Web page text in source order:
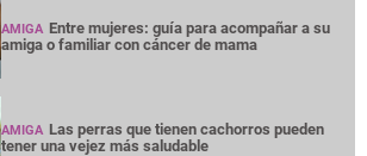
AMIGA Entre mujeres: guía para acompañar a su
amiga o familiar con cáncer de mama
AMIGA Las perras que tienen cachorros pueden
tener una vejez más saludable